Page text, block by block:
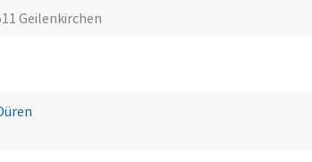
Geilenkirchen